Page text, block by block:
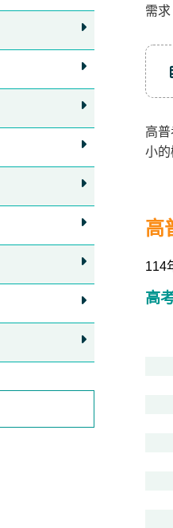
需
高
小的
高
114
高